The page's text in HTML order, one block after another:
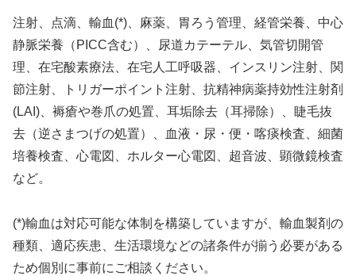
注射、点滴、輸血(*)、麻薬、胃ろう管理、経管栄養、中心
静脈栄養（PICC含む）、尿道カテーテル、気管切開管
理、在宅酸素療法、在宅人工呼吸器、インスリン注射、関
節注射、トリガーポイント注射、抗精神病薬持効性注射剤
(LAI)、褥瘡や巻爪の処置、耳垢除去（耳掃除）、睫毛抜
去（逆さまつげの処置）、血液・尿・便・喀痰検査、細菌
培養検査、心電図、ホルター心電図、超音波、顕微鏡検査
など。
(*)輸血は対応可能な体制を構築していますが、輸血製剤の
種類、適応疾患、生活環境などの諸条件が揃う必要がある
ため個別に事前にご相談ください。